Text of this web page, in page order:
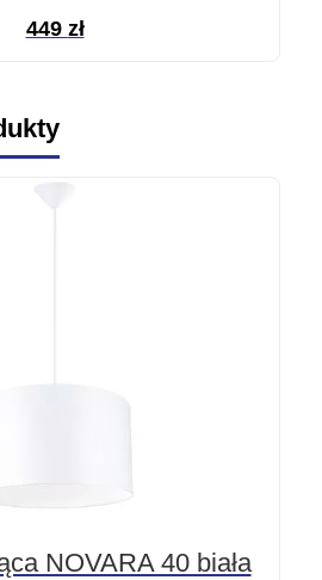
449 zł
NOVARA 40 biała